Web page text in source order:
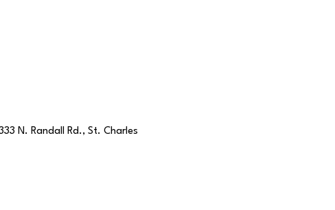
N. Randall Rd., St. Charles